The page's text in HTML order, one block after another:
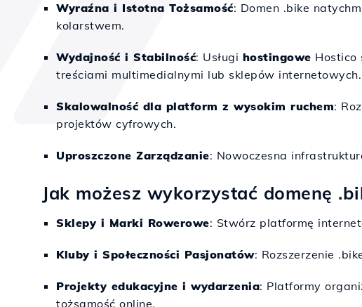
Wyraźna i Istotna Tożsamość: Domen .bike
kolarstwem.
Wydajność i Stabilność: Usługi hostingowe Hostico
treściami multimedialnymi lub sklepów internetowych.
Skalowalność dla platform z wysokim ruchem:
projektów cyfrowych.
Uproszczone Zarządzanie: Nowoczesna
Jak możesz wykorzystać domenę
Sklepy i Marki Rowerowe: Stwórz platformę
Kluby i Społeczności Pasjonatów: Rozszerzenie
Projekty edukacyjne i wydarzenia: Platformy
tożsamość online.